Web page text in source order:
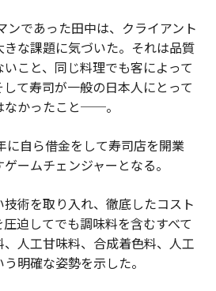
ンであった田中は、クライアント
な課題に気づいた。それは品質
こと、同じ料理でも客によって
て寿司が一般の日本人にとって
なかったこと──。
に自ら借金をして寿司店を開業
ームチェンジャーとなる。
術を取り入れ、徹底したコスト
迫してでも調味料を含むすべて
人工甘味料、合成着色料、人工
明確な姿勢を示した。